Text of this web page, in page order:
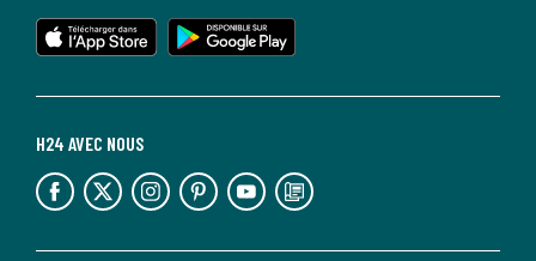
H24 AVEC NOUS
lien vers l'espace réseaux sociaux lien vers l'espace réseaux sociaux lien vers l'espace réseaux sociaux lien vers l'espace réseaux sociaux lien vers l'espace réseaux sociaux lien vers le blog la redoute
lien vers l'app store
lien vers google play